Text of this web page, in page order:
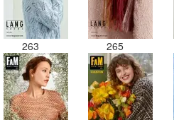
263 265